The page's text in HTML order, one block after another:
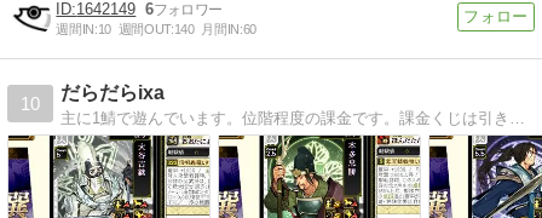
1642149 6
週間IN:10 週間OUT:140 月間IN:60
10
だらだらixa